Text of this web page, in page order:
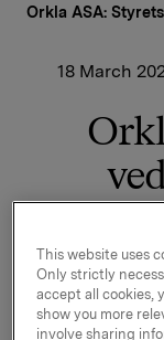
Orkla ASA:
18 March
Ordinær
digitalt torsdag
This website uses
Only strictly
accept all cookies,
show you more
involve sharing